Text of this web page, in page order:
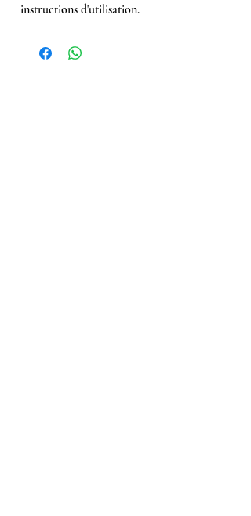
instructions d'utilisation.